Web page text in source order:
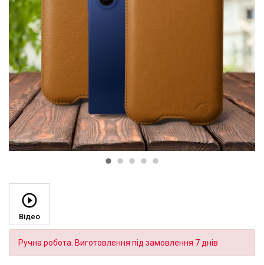
Відео
Ручна робота. Виготовлення під замовлення 7 днів